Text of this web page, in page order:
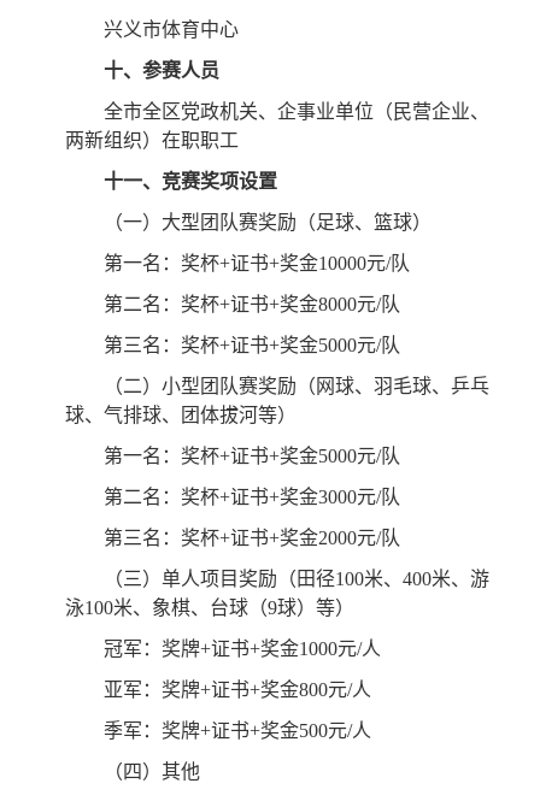
兴义市体育中心
十、参赛人员
全市全区党政机关、企事业单位（民营企业、
两新组织）在职职工
十一、竞赛奖项设置
（一）大型团队赛奖励（足球、篮球）
第一名：奖杯+证书+奖金10000元/队
第二名：奖杯+证书+奖金8000元/队
第三名：奖杯+证书+奖金5000元/队
（二） 小型团队赛奖励（网球、羽毛球、乒乓
球、气排球、团体拔河等）
第一名：奖杯+证书+奖金5000元/队
第二名：奖杯+证书+奖金3000元/队
第三名：奖杯+证书+奖金2000元/队
（三） 单人项目奖励（田径100米、400米、游
泳100米、象棋、台球（9球）等）
冠军：奖牌+证书+奖金1000元/人
亚军：奖牌+证书+奖金800元/人
季军：奖牌+证书+奖金500元/人
（四） 其他